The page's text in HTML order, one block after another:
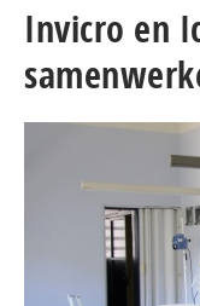
Invicro en